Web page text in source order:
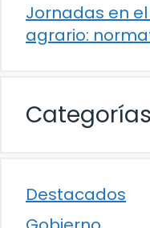
Jornadas en
agrario:
Categorías
Destacados